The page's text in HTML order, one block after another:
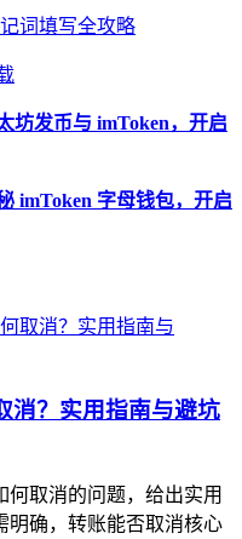
词填写全攻略
坊发币与 imToken，开启
imToken 字母钱包，开启
消？实用指南与避坑
何取消的问题，给出实用
明确，转账能否取消核心